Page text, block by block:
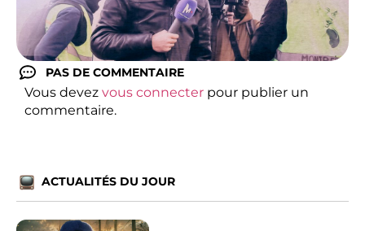
PAS DE COMMENTAIRE
Vous devez vous connecter pour publier un
commentaire.
ACTUALITÉS DU JOUR